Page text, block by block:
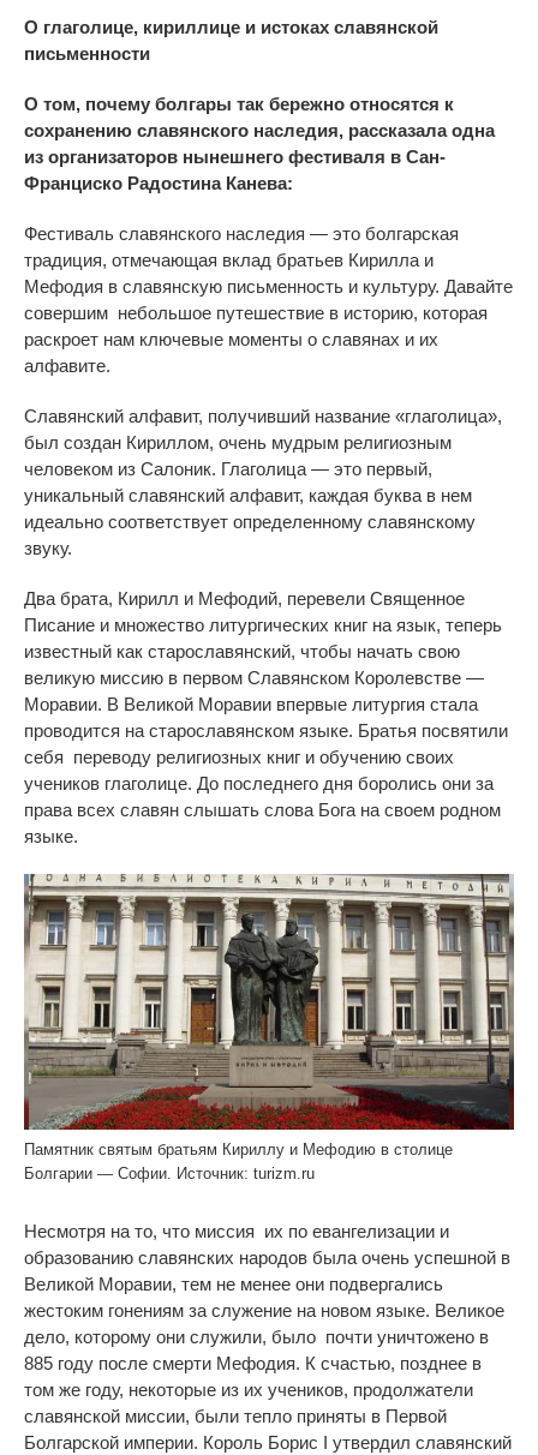
О глаголице, кириллице и истоках славянской
письменности
О том, почему болгары так бережно относятся к
сохранению славянского наследия, рассказала одна
из организаторов нынешнего фестиваля в Сан-
Франциско Радостина Канева:
Фестиваль славянского наследия — это болгарская
традиция, отмечающая вклад братьев Кирилла и
Мефодия в славянскую письменность и культуру. Давайте
совершим небольшое путешествие в историю, которая
раскроет нам ключевые моменты о славянах и их
алфавите.
Славянский алфавит, получивший название «глаголица»,
был создан Кириллом, очень мудрым религиозным
человеком из Салоник. Глаголица — это первый,
уникальный славянский алфавит, каждая буква в нем
идеально соответствует определенному славянскому
звуку.
Два брата, Кирилл и Мефодий, перевели Священное
Писание и множество литургических книг на язык, теперь
известный как старославянский, чтобы начать свою
великую миссию в первом Славянском Королевстве —
Моравии. В Великой Моравии впервые литургия стала
проводится на старославянском языке. Братья посвятили
себя переводу религиозных книг и обучению своих
учеников глаголице. До последнего дня боролись они за
права всех славян слышать слова Бога на своем родном
языке.
Памятник святым братьям Кириллу и Мефодию в столице
Болгарии — Софии. Источник: turizm.ru
Несмотря на то, что миссия их по евангелизации и
образованию славянских народов была очень успешной в
Великой Моравии, тем не менее они подвергались
жестоким гонениям за служение на новом языке. Великое
дело, которому они служили, было почти уничтожено в
885 году после смерти Мефодия. К счастью, позднее в
том же году, некоторые из их учеников, продолжатели
славянской миссии, были тепло приняты в Первой
Болгарской империи. Король Борис I утвердил славянский